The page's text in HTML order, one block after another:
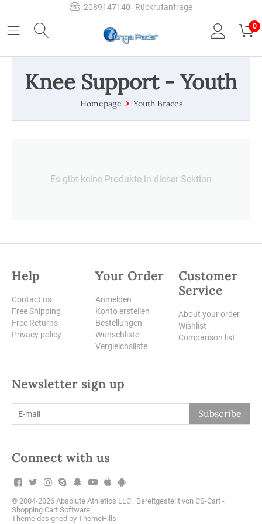
2089147140 Rückrufanfrage
0
Knee Support - Youth
Homepage Youth Braces
Es gibt keine Produkte in dieser Sektion
Help
Contact us
Free Shipping
Free Returns
Privacy policy
Your Order
Anmelden
Konto erstellen
Bestellungen
Wunschliste
Vergleichsliste
Customer
Service
About your order
Wishlist
Comparison list
Newsletter sign up
Subscribe
Connect with us
© 2004-2026 Absolute Athletics LLC. Bereitgestellt von CS-Cart -
Shopping Cart Software
Theme designed by ThemeHills